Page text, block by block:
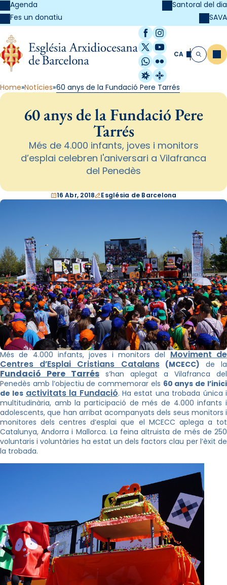
Agenda
Fes un donatiu
Santoral del dia
SAVA
Facebook
Instagram
X / Twitter
YouTube
WhatsApp
Flickr
Radio Estel
Catalunya
CA Cerca
Home Notícies 60 anys de la Fundació Pere Tarrés
60 anys de la Fundació Pere
Tarrés
Més de 4.000 infants, joves i monitors
d’esplai celebren l'aniversari a Vilafranca
del Penedès
16 Abr, 2018 Església de Barcelona
Més de 4.000 infants, joves i monitors del Moviment de
Centres d’Esplai Cristians Catalans(MCECC) de la
Fundació Pere Tarrés s’han aplegat a Vilafranca del
Penedès amb l’objectiu de commemorar els 60 anys de l’inici
de les activitats la Fundació. Ha estat una trobada única i
multitudinària, amb la participació de més de 4.000 infants i
adolescents, que han arribat acompanyats dels seus monitors i
monitores dels centres d’esplai que el MCECC aplega a tot
Catalunya, Andorra i Mallorca. La feina altruista de més de 250
voluntaris i voluntàries ha estat un dels factors clau per l’èxit de
la trobada.